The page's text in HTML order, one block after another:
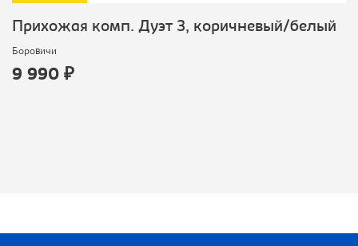
Прихожая комп. Дуэт 3, коричневый/белый
Боровичи
9 990 ₽